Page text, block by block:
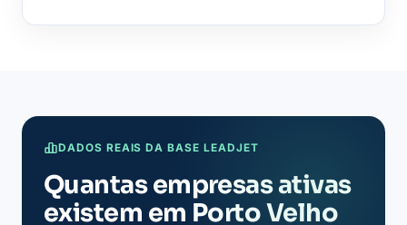
DADOS REAIS DA BASE LEADJET
Quantas empresas ativas
existem em Porto Velho